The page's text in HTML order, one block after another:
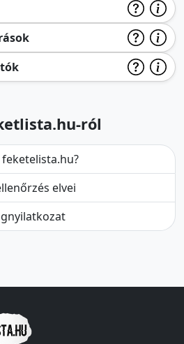
ról
feketelista.hu?
elvei